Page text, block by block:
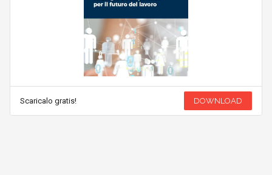
Scaricalo gratis! DOWNLOAD